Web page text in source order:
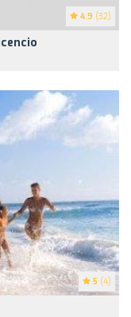
4.9 (32)
5 (4)